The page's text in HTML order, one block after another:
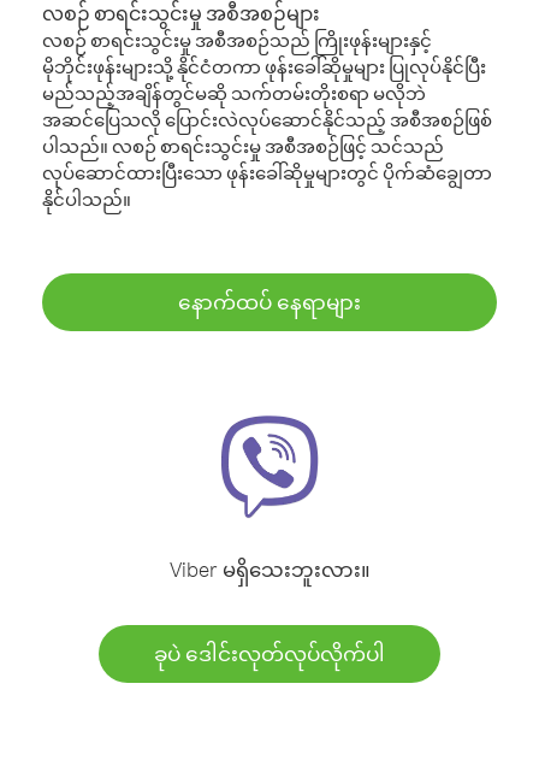
လစဉ် စာရင်းသွင်းမှု အစီအစဉ်များ
လစဉ် စာရင်းသွင်းမှု အစီအစဉ်သည် ကြိုးဖုန်းများနှင့်
မိုဘိုင်းဖုန်းများသို့ နိုင်ငံတကာ ဖုန်းခေါ်ဆိုမှုများ ပြုလုပ်နိုင်ပြီး
မည်သည့်အချိန်တွင်မဆို သက်တမ်းတိုးစရာ မလိုဘဲ
အဆင်ပြေသလို ပြောင်းလဲလုပ်ဆောင်နိုင်သည့် အစီအစဉ်ဖြစ်
ပါသည်။ လစဉ် စာရင်းသွင်းမှု အစီအစဉ်ဖြင့် သင်သည်
လုပ်ဆောင်ထားပြီးသော ဖုန်းခေါ်ဆိုမှုများတွင် ပိုက်ဆံချွေတာ
နိုင်ပါသည်။
နောက်ထပ် နေရာများ
Viber မရှိသေးဘူးလား။
ခုပဲ ဒေါင်းလုတ်လုပ်လိုက်ပါ